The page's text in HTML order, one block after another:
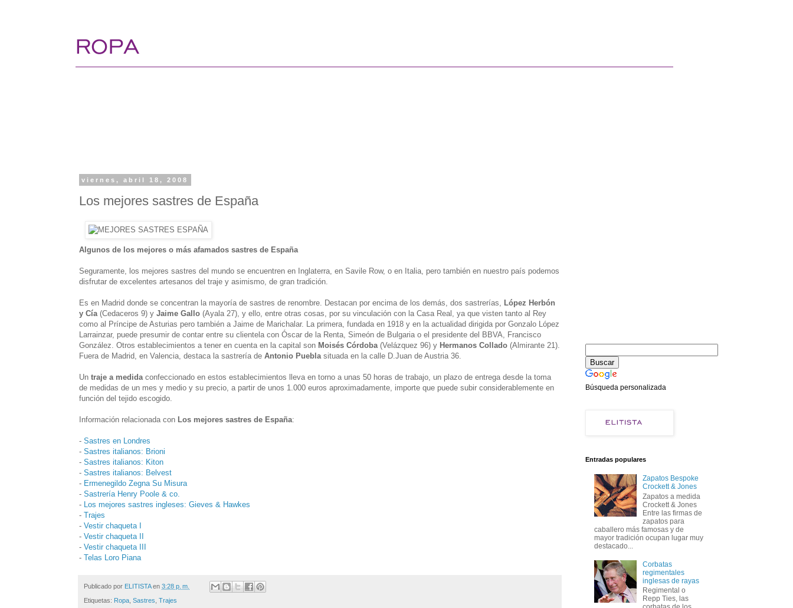
viernes, abril 18, 2008
Los mejores sastres de España
Algunos de los mejores o más afamados sastres de España
Seguramente, los mejores sastres del mundo se encuentren en Inglaterra, en Savile Row, o en Italia, pero también en nuestro país podemos
disfrutar de excelentes artesanos del traje y asimismo, de gran tradición.
Es en Madrid donde se concentran la mayoría de sastres de renombre. Destacan por encima de los demás, dos sastrerías, López Herbón
y Cía (Cedaceros 9) y Jaime Gallo (Ayala 27), y ello, entre otras cosas, por su vinculación con la Casa Real, ya que visten tanto al Rey
como al Príncipe de Asturias pero también a Jaime de Marichalar. La primera, fundada en 1918 y en la actualidad dirigida por Gonzalo López
Larrainzar, puede presumir de contar entre su clientela con Óscar de la Renta, Simeón de Bulgaria o el presidente del BBVA, Francisco
González. Otros establecimientos a tener en cuenta en la capital son Moisés Córdoba (Velázquez 96) y Hermanos Collado (Almirante 21).
Fuera de Madrid, en Valencia, destaca la sastrería de Antonio Puebla situada en la calle D.Juan de Austria 36.
Un traje a medida confeccionado en estos establecimientos lleva en torno a unas 50 horas de trabajo, un plazo de entrega desde la toma
de medidas de un mes y medio y su precio, a partir de unos 1.000 euros aproximadamente, importe que puede subir considerablemente en
función del tejido escogido.
Información relacionada con Los mejores sastres de España:
- Sastres en Londres
- Sastres italianos: Brioni
- Sastres italianos: Kiton
- Sastres italianos: Belvest
- Ermenegildo Zegna Su Misura
- Sastrería Henry Poole & co.
- Los mejores sastres ingleses: Gieves & Hawkes
- Trajes
- Vestir chaqueta I
- Vestir chaqueta II
- Vestir chaqueta III
- Telas Loro Piana
Publicado por ELITISTA en 3:28 p. m.
Etiquetas: Ropa Sastres Trajes
Búsqueda personalizada
Entradas populares
Zapatos Bespoke
Crockett & Jones
Zapatos a medida
Crockett & Jones
Entre las firmas de
zapatos para
caballero más famosas y de
mayor tradición ocupan lugar muy
destacado...
Corbatas
regimentales
inglesas de rayas
Regimental o
Repp Ties, las